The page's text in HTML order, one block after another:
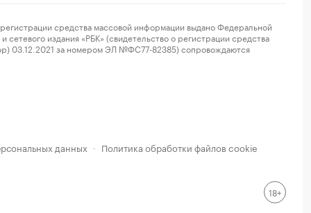
средства массовой информации выдано Федеральной
издания «РБК» (свидетельство о регистрации средства
03.12.2021 за номером ЭЛ №ФС77-82385) сопровождаются
данных · Политика обработки файлов cookie
18+